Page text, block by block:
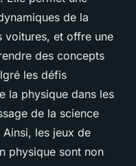
de la
voitures, et offre une
des concepts
les défis
la physique dans les
de la science
les jeux de
physique sont non